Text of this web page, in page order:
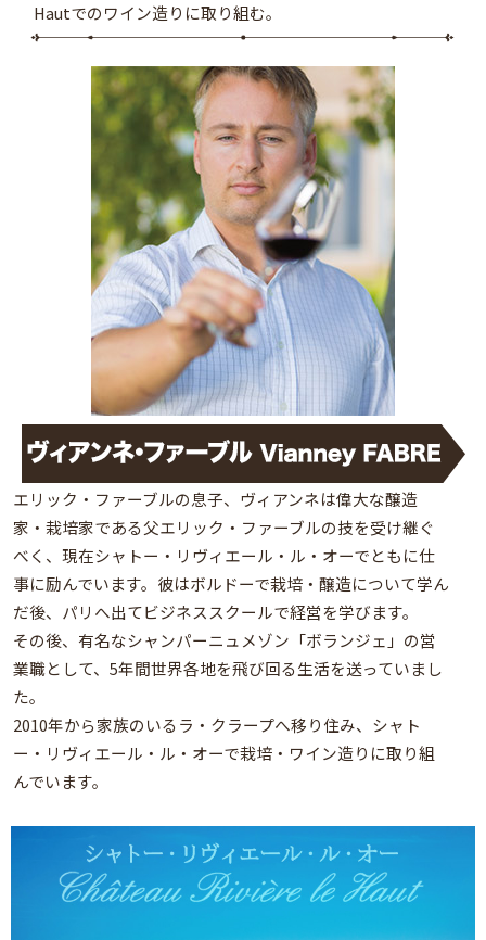
Hautでのワイン造りに取り組む。
エリック・ファーブルの息子、ヴィアンネは偉大な醸造
家・栽培家である父エリック・ファーブルの技を受け継ぐ
べく、現在シャトー・リヴィエール・ル・オーでともに仕
事に励んでいます。彼はボルドーで栽培・醸造について学ん
だ後、パリへ出てビジネススクールで経営を学びます。
その後、有名なシャンパーニュメゾン「ボランジェ」の営
業職として、5年間世界各地を飛び回る生活を送っていまし
た。
2010年から家族のいるラ・クラープへ移り住み、シャト
ー・リヴィエール・ル・オーで栽培・ワイン造りに取り組
んでいます。